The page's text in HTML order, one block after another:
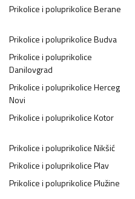
Prikolice i poluprikoliceBerane
Prikolice i poluprikoliceBudva
Prikolice i poluprikolice
Danilovgrad
Prikolice i poluprikoliceHerceg
Novi
Prikolice i poluprikoliceKotor
Prikolice i poluprikoliceNikšić
Prikolice i poluprikolicePlav
Prikolice i poluprikolicePlužine